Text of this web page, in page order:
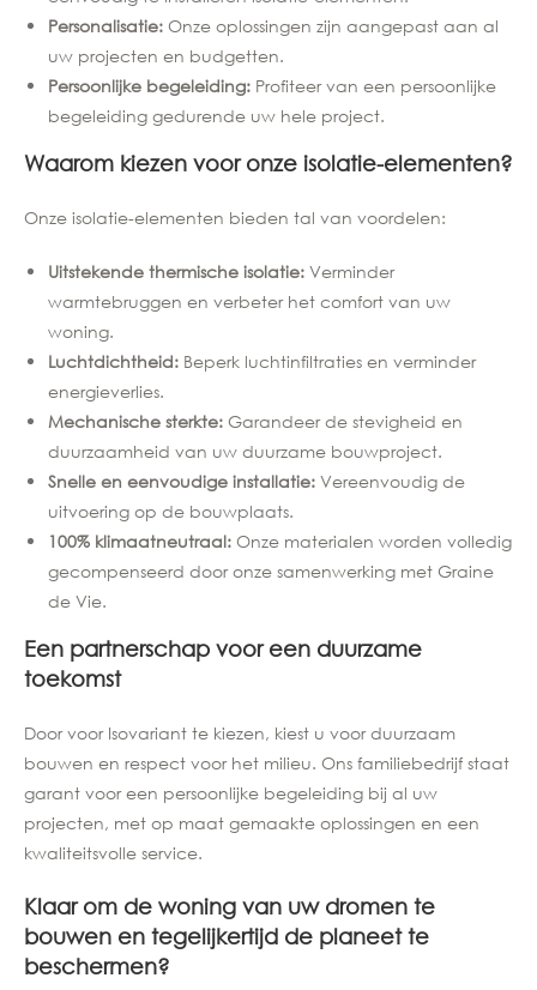
Personalisatie: Onze oplossingen zijn aangepast aan al
uw projecten en budgetten.
Persoonlijke begeleiding: Profiteer van een persoonlijke
begeleiding gedurende uw hele project.
Waarom kiezen voor onze isolatie-elementen?
Onze isolatie-elementen bieden tal van voordelen:
Uitstekende thermische isolatie: Verminder
warmtebruggen en verbeter het comfort van uw
woning.
Luchtdichtheid: Beperk luchtinfiltraties en verminder
energieverlies.
Mechanische sterkte: Garandeer de stevigheid en
duurzaamheid van uw duurzame bouwproject.
Snelle en eenvoudige installatie: Vereenvoudig de
uitvoering op de bouwplaats.
100% klimaatneutraal: Onze materialen worden volledig
gecompenseerd door onze samenwerking met Graine
de Vie.
Een partnerschap voor een duurzame
toekomst
Door voor Isovariant te kiezen, kiest u voor duurzaam
bouwen en respect voor het milieu. Ons familiebedrijf staat
garant voor een persoonlijke begeleiding bij al uw
projecten, met op maat gemaakte oplossingen en een
kwaliteitsvolle service.
Klaar om de woning van uw dromen te
bouwen en tegelijkertijd de planeet te
beschermen?